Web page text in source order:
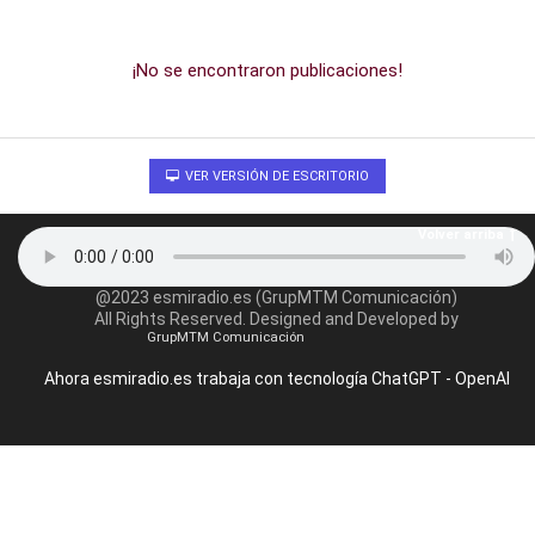
¡No se encontraron publicaciones!
VER VERSIÓN DE ESCRITORIO
@2023 esmiradio.es (GrupMTM Comunicación)
All Rights Reserved. Designed and Developed by
GrupMTM Comunicación
Ahora esmiradio.es trabaja con tecnología ChatGPT - OpenAI